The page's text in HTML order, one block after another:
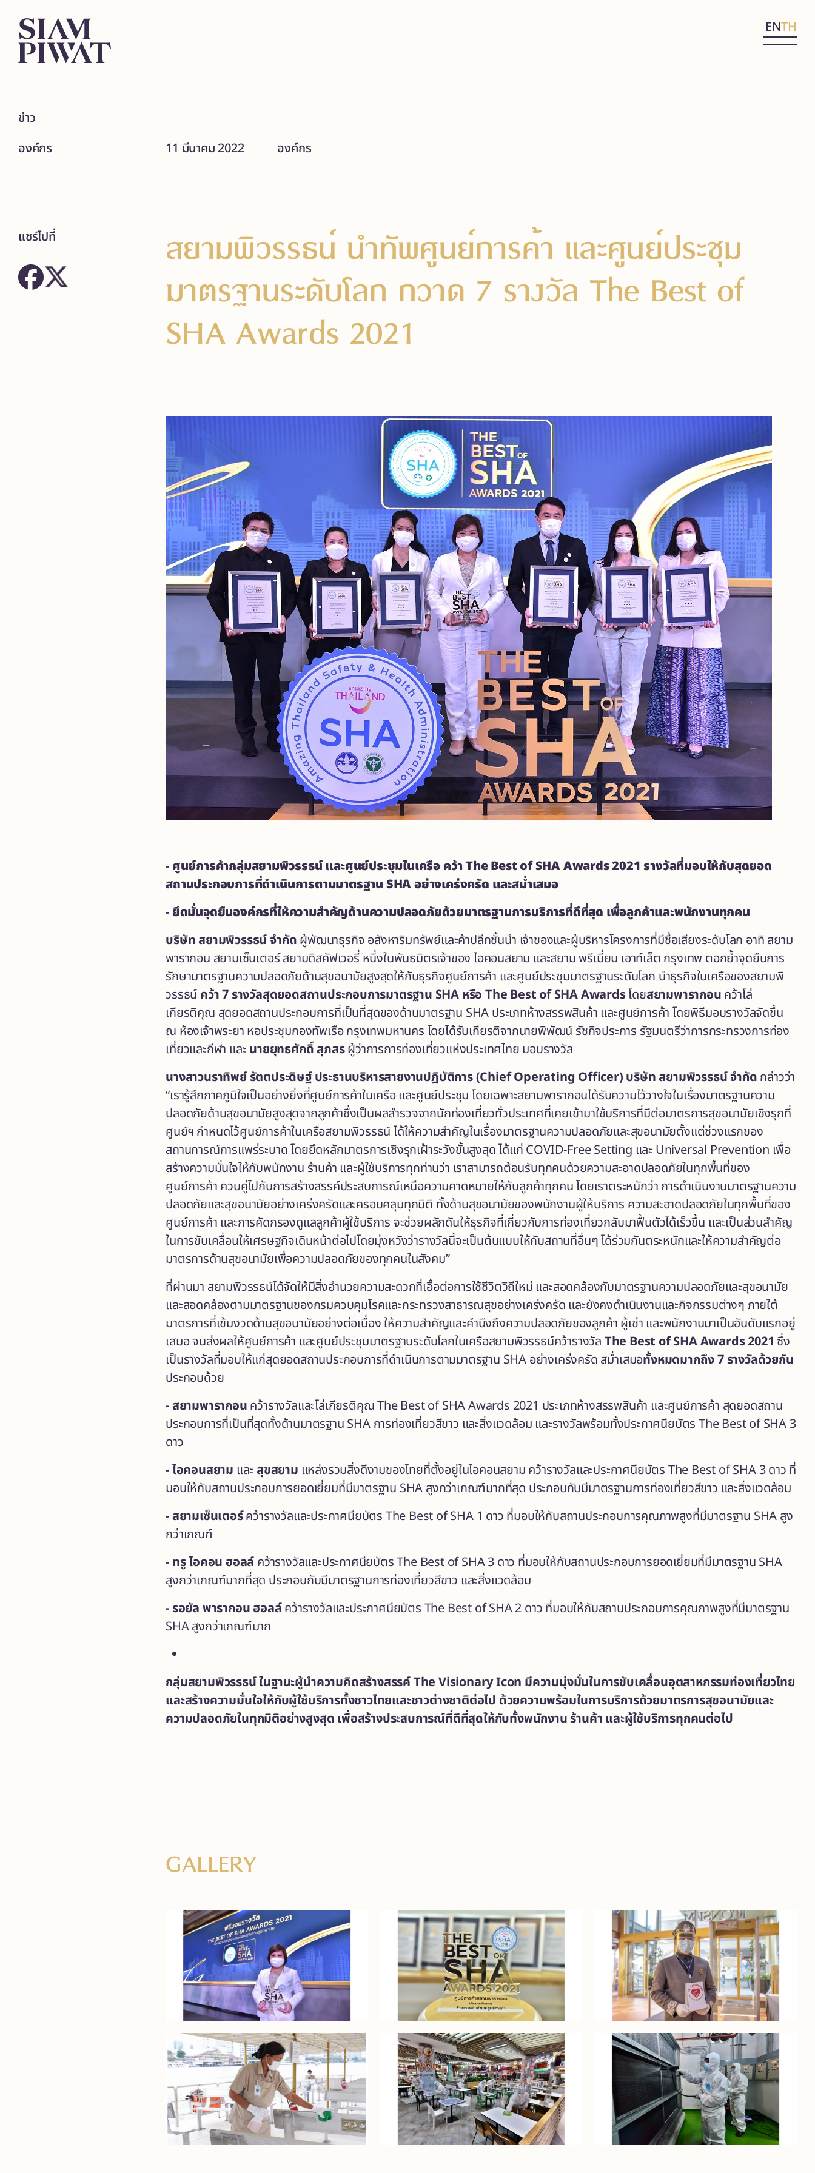
ENTH
ข่าว
องค์กร
แชร์ไปที่
11 มีนาคม 2022 องค์กร
สยามพิวรรธน์ นำทัพศูนย์การค้า และศูนย์ประชุม
มาตรฐานระดับโลก กวาด 7 รางวัล The Best of
SHA Awards 2021
- ศูนย์การค้ากลุ่มสยามพิวรรธน์ และศูนย์ประชุมในเครือ คว้า The Best of SHA Awards 2021 รางวัลที่มอบให้กับสุดยอด
สถานประกอบการที่ดำเนินการตามมาตรฐาน SHA อย่างเคร่งครัด และสม่ำเสมอ
-ยึดมั่นจุดยืนองค์กรที่ให้ความสำคัญด้านความปลอดภัยด้วยมาตรฐานการบริการที่ดีที่สุด เพื่อลูกค้าและพนักงานทุกคน
บริษัท สยามพิวรรธน์ จำกัด ผู้พัฒนาธุรกิจ อสังหาริมทรัพย์และค้าปลีกชั้นนำ เจ้าของและผู้บริหารโครงการที่มีชื่อเสียงระดับโลก อาทิ สยาม
พารากอน สยามเซ็นเตอร์ สยามดิสคัฟเวอรี่ หนึ่งในพันธมิตรเจ้าของ ไอคอนสยาม และสยาม พรีเมี่ยม เอาท์เล็ต กรุงเทพ ตอกย้ำจุดยืนการ
รักษามาตรฐานความปลอดภัยด้านสุขอนามัยสูงสุดให้กับธุรกิจศูนย์การค้า และศูนย์ประชุมมาตรฐานระดับโลก นำธุรกิจในเครือของสยามพิ
วรรธน์ คว้า7 รางวัลสุดยอดสถานประกอบการมาตรฐาน SHA หรือThe Best of SHA Awardsโดยสยามพารากอน คว้าโล่
เกียรติคุณ สุดยอดสถานประกอบการที่เป็นที่สุดของด้านมาตรฐาน SHA ประเภทห้างสรรพสินค้า และศูนย์การค้า โดยพิธีมอบรางวัลจัดขึ้น
ณ ห้องเจ้าพระยา หอประชุมกองทัพเรือ กรุงเทพมหานคร โดยได้รับเกียรติจากนายพิพัฒน์ รัชกิจประการ รัฐมนตรีว่าการกระทรวงการท่อง
เที่ยวและกีฬา และ นายยุทธศักดิ์ สุภสรผู้ว่าการการท่องเที่ยวแห่งประเทศไทย มอบรางวัล
นางสาวนราทิพย์ รัตตประดิษฐ์ ประธานบริหารสายงานปฎิบัติการ (Chief Operating Officer) บริษัท สยามพิวรรธน์ จำกัด กล่าวว่า
“เรารู้สึกภาคภูมิใจเป็นอย่างยิ่งที่ศูนย์การค้าในเครือ และศูนย์ประชุม โดยเฉพาะสยามพารากอนได้รับความไว้วางใจในเรื่องมาตรฐานความ
ปลอดภัยด้านสุขอนามัยสูงสุดจากลูกค้าซึ่งเป็นผลสำรวจจากนักท่องเที่ยวทั่วประเทศที่เคยเข้ามาใช้บริการที่มีต่อมาตรการสุขอนามัยเชิงรุกที่
ศูนย์ฯ กำหนดไว้ศูนย์การค้าในเครือสยามพิวรรธน์ ได้ให้ความสำคัญในเรื่องมาตรฐานความปลอดภัยและสุขอนามัยตั้งแต่ช่วงแรกของ
สถานการณ์การแพร่ระบาด โดยยึดหลักมาตรการเชิงรุกเฝ้าระวังขั้นสูงสุด ได้แก่ COVID-Free Setting และ Universal Prevention เพื่อ
สร้างความมั่นใจให้กับพนักงาน ร้านค้า และผู้ใช้บริการทุกท่านว่า เราสามารถต้อนรับทุกคนด้วยความสะอาดปลอดภัยในทุกพื้นที่ของ
ศูนย์การค้า ควบคู่ไปกับการสร้างสรรค์ประสบการณ์เหนือความคาดหมายให้กับลูกค้าทุกคน โดยเราตระหนักว่า การดำเนินงานมาตรฐานความ
ปลอดภัยและสุขอนามัยอย่างเคร่งครัดและครอบคลุมทุกมิติ ทั้งด้านสุขอนามัยของพนักงานผู้ให้บริการ ความสะอาดปลอดภัยในทุกพื้นที่ของ
ศูนย์การค้า และการคัดกรองดูแลลูกค้าผู้ใช้บริการ จะช่วยผลักดันให้ธุรกิจที่เกี่ยวกับการท่องเที่ยวกลับมาฟื้นตัวได้เร็วขึ้น และเป็นส่วนสำคัญ
ในการขับเคลื่อนให้เศรษฐกิจเดินหน้าต่อไปโดยมุ่งหวังว่ารางวัลนี้จะเป็นต้นแบบให้กับสถานที่อื่นๆ ได้ร่วมกันตระหนักและให้ความสำคัญต่อ
มาตรการด้านสุขอนามัยเพื่อความปลอดภัยของทุกคนในสังคม”
ที่ผ่านมา สยามพิวรรธน์ได้จัดให้มีสิ่งอำนวยความสะดวกที่เอื้อต่อการใช้ชีวิตวิถีใหม่ และสอดคล้องกับมาตรฐานความปลอดภัยและสุขอนามัย
และสอดคล้องตามมาตรฐานของกรมควบคุมโรคและกระทรวงสาธารณสุขอย่างเคร่งครัด และยังคงดำเนินงานและกิจกรรมต่างๆ ภายใต้
มาตรการที่เข้มงวดด้านสุขอนามัยอย่างต่อเนื่อง ให้ความสำคัญและคำนึงถึงความปลอดภัยของลูกค้า ผู้เช่า และพนักงานมาเป็นอันดับแรกอยู่
เสมอ จนส่งผลให้ศูนย์การค้า และศูนย์ประชุมมาตรฐานระดับโลกในเครือสยามพิวรรธน์คว้ารางวัล The Best of SHA Awards 2021 ซึ่ง
เป็นรางวัลที่มอบให้แก่สุดยอดสถานประกอบการที่ดำเนินการตามมาตรฐาน SHA อย่างเคร่งครัด สม่ำเสมอทั้งหมดมากถึง7 รางวัลด้วยกัน
ประกอบด้วย
- สยามพารากอน คว้ารางวัลและโล่เกียรติคุณ The Best of SHA Awards 2021 ประเภทห้างสรรพสินค้า และศูนย์การค้า สุดยอดสถาน
ประกอบการที่เป็นที่สุดทั้งด้านมาตรฐาน SHA การท่องเที่ยวสีขาว และสิ่งแวดล้อม และรางวัลพร้อมทั้งประกาศนียบัตร The Best of SHA 3
ดาว
- ไอคอนสยาม และ สุขสยาม แหล่งรวมสิ่งดีงามของไทยที่ตั้งอยู่ในไอคอนสยาม คว้ารางวัลและประกาศนียบัตร The Best of SHA 3 ดาว ที่
มอบให้กับสถานประกอบการยอดเยี่ยมที่มีมาตรฐาน SHA สูงกว่าเกณฑ์มากที่สุด ประกอบกับมีมาตรฐานการท่องเที่ยวสีขาว และสิ่งแวดล้อม
- สยามเซ็นเตอร์คว้ารางวัลและประกาศนียบัตร The Best of SHA 1 ดาว ที่มอบให้กับสถานประกอบการคุณภาพสูงที่มีมาตรฐาน SHA สูง
กว่าเกณฑ์
- ทรู ไอคอน ฮอลล์ คว้ารางวัลและประกาศนียบัตรThe Best of SHA 3 ดาว ที่มอบให้กับสถานประกอบการยอดเยี่ยมที่มีมาตรฐาน SHA
สูงกว่าเกณฑ์มากที่สุด ประกอบกับมีมาตรฐานการท่องเที่ยวสีขาว และสิ่งแวดล้อม
- รอยัล พารากอน ฮอลล์คว้ารางวัลและประกาศนียบัตร The Best of SHA 2 ดาว ที่มอบให้กับสถานประกอบการคุณภาพสูงที่มีมาตรฐาน
SHA สูงกว่าเกณฑ์มาก
กลุ่มสยามพิวรรธน์ ในฐานะผู้นำความคิดสร้างสรรค์ The Visionary Icon มีความมุ่งมั่นในการขับเคลื่อนอุตสาหกรรมท่องเที่ยวไทย
และสร้างความมั่นใจให้กับผู้ใช้บริการทั้งชาวไทยและชาวต่างชาติต่อไป ด้วยความพร้อมในการบริการด้วยมาตรการสุขอนามัยและ
ความปลอดภัยในทุกมิติอย่างสูงสุด เพื่อสร้างประสบการณ์ที่ดีที่สุดให้กับทั้งพนักงาน ร้านค้า และผู้ใช้บริการทุกคนต่อไป
GALLERY